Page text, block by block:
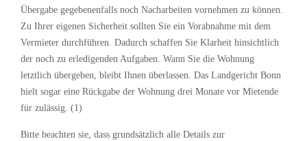
Übergabe gegebenenfalls noch Nacharbeiten vornehmen zu können.
Zu Ihrer eigenen Sicherheit sollten Sie ein Vorabnahme mit dem
Vermieter durchführen. Dadurch schaffen Sie Klarheit hinsichtlich
der noch zu erledigenden Aufgaben. Wann Sie die Wohnung
letztlich übergeben, bleibt Ihnen überlassen. Das Landgericht Bonn
hielt sogar eine Rückgabe der Wohnung drei Monate vor Mietende
für zulässig. (1)
Bitte beachten sie, dass grundsätzlich alle Details zur